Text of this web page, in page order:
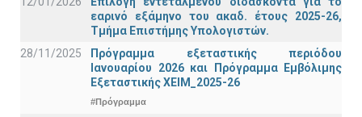
εαρινό εξάμηνο του ακαδ. έτους 2025-26,
Τμήμα Επιστήμης Υπολογιστών.
28/11/2025
Πρόγραμμα εξεταστικής περιόδου
Ιανουαρίου 2026 και Πρόγραμμα Εμβόλιμης
Εξεταστικής ΧΕΙΜ_2025-26
#Πρόγραμμα